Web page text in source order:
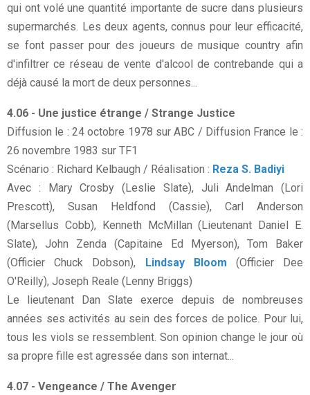
qui ont volé une quantité importante de sucre dans plusieurs
supermarchés. Les deux agents, connus pour leur efficacité,
se font passer pour des joueurs de musique country afin
d'infiltrer ce réseau de vente d'alcool de contrebande qui a
déjà causé la mort de deux personnes...
4.06 - Une justice étrange / Strange Justice
Diffusion le : 24 octobre 1978 sur ABC / Diffusion France le :
26 novembre 1983 sur TF1
Scénario : Richard Kelbaugh / Réalisation : Reza S. Badiyi
Avec : Mary Crosby (Leslie Slate), Juli Andelman (Lori
Prescott), Susan Heldfond (Cassie), Carl Anderson
(Marsellus Cobb), Kenneth McMillan (Lieutenant Daniel E.
Slate), John Zenda (Capitaine Ed Myerson), Tom Baker
(Officier Chuck Dobson), Lindsay Bloom (Officier Dee
O'Reilly), Joseph Reale (Lenny Briggs)
Le lieutenant Dan Slate exerce depuis de nombreuses
années ses activités au sein des forces de police. Pour lui,
tous les viols se ressemblent. Son opinion change le jour où
sa propre fille est agressée dans son internat...
4.07 - Vengeance / The Avenger